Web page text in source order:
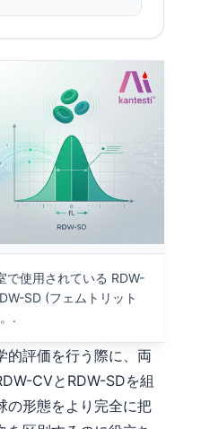
で使用されている RDW-
SD (フェムトリット
.
的評価を行う際に、両
CVとRDW-SDを組
の形態をより完全に把